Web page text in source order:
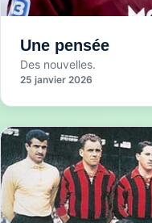
Une pensée
Des nouvelles.
25 janvier 2026